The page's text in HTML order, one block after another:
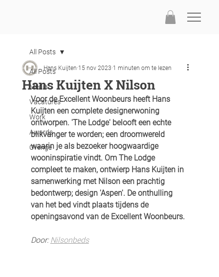
All Posts
Media
Vacatures
Work
Awards
Overige
All Posts
Hans Kuijten X Nilson
Hans Kuijten 15 nov 2023 1 minuten om te lezen
Voor de Excellent Woonbeurs heeft Hans
Kuijten een complete designerwoning
ontworpen. 'The Lodge' belooft een echte
blikvanger te worden; een droomwereld
waarin je als bezoeker hoogwaardige
wooninspiratie vindt. Om The Lodge
compleet te maken, ontwierp Hans Kuijten in
samenwerking met Nilson een prachtig
bedontwerp; design 'Aspen'. De onthulling
van het bed vindt plaats tijdens de
openingsavond van de Excellent Woonbeurs.
Door: Nilsonbeds